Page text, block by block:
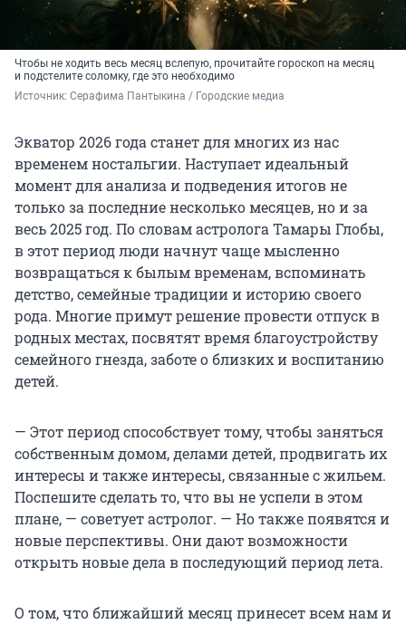
Чтобы не ходить весь месяц вслепую, прочитайте гороскоп на месяц
и подстелите соломку, где это необходимо
Источник: Серафима Пантыкина / Городские медиа
Экватор 2026 года станет для многих из нас
временем ностальгии. Наступает идеальный
момент для анализа и подведения итогов не
только за последние несколько месяцев, но и за
весь 2025 год. По словам астролога Тамары Глобы,
в этот период люди начнут чаще мысленно
возвращаться к былым временам, вспоминать
детство, семейные традиции и историю своего
рода. Многие примут решение провести отпуск в
родных местах, посвятят время благоустройству
семейного гнезда, заботе о близких и воспитанию
детей.
— Этот период способствует тому, чтобы заняться
собственным домом, делами детей, продвигать их
интересы и также интересы, связанные с жильем.
Поспешите сделать то, что вы не успели в этом
плане, — советует астролог. — Но также появятся и
новые перспективы. Они дают возможности
открыть новые дела в последующий период лета.
О том, что ближайший месяц принесет всем нам и